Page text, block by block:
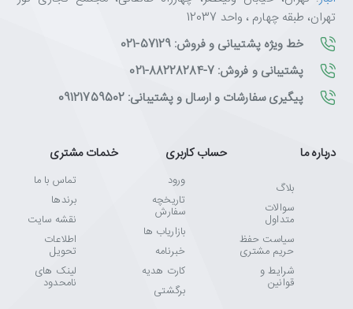
تهران، طبقه چهارم ، واحد 12037
خط ویژه پشتیبانی و فروش: 57129-021
پشتیبانی و فروش: 7-88228284-021
پیگیری سفارشات و ارسال و پشتیبانی: 09121759502
درباره ما
بلاگ
سوالات
متداول
سیاست حفظ
حریم مشتری
شرایط و
قوانین
حساب کاربری
ورود
تاریخچه
سفارش
بازاریاب ها
خبرنامه
کارت هدیه
برگشتی
خدمات مشتری
تماس با ما
برندها
نقشه سایت
اطلاعات
تحویل
لینک های
نامحدود